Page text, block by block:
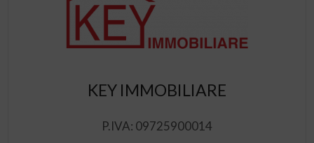
KEY IMMOBILIARE
P.IVA: 09725900014